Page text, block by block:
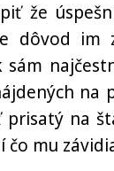
že
dôvod im
sám
na
prisatý na
mu